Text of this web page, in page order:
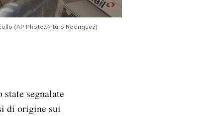
(AP Photo/Arturo Rodriguez)
segnalate
di origine sui